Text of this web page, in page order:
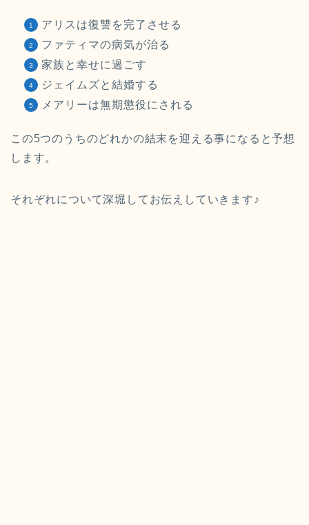
アリスは復讐を完了させる
ファティマの病気が治る
家族と幸せに過ごす
ジェイムズと結婚する
メアリーは無期懲役にされる
この5つのうちのどれかの結末を迎える事になると予想
します。
それぞれについて深堀してお伝えしていきます♪